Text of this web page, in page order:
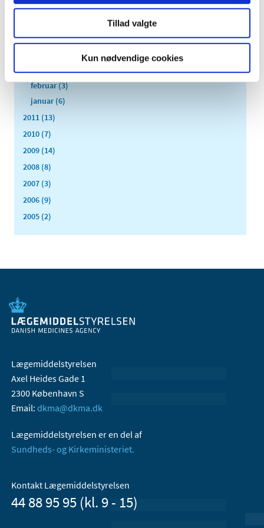
Tillad valgte
Kun nødvendige cookies
juli (5)
maj (1)
marts (3)
februar (3)
januar (6)
2011 (13)
2010 (7)
2009 (14)
2008 (8)
2007 (3)
2006 (9)
2005 (2)
Lægemiddelstyrelsen
Axel Heides Gade 1
2300 København S
Email: dkma@dkma.dk
Lægemiddelstyrelsen er en del af
Sundheds- og Kirkeministeriet.
Kontakt Lægemiddelstyrelsen
44 88 95 95 (kl. 9 - 15)